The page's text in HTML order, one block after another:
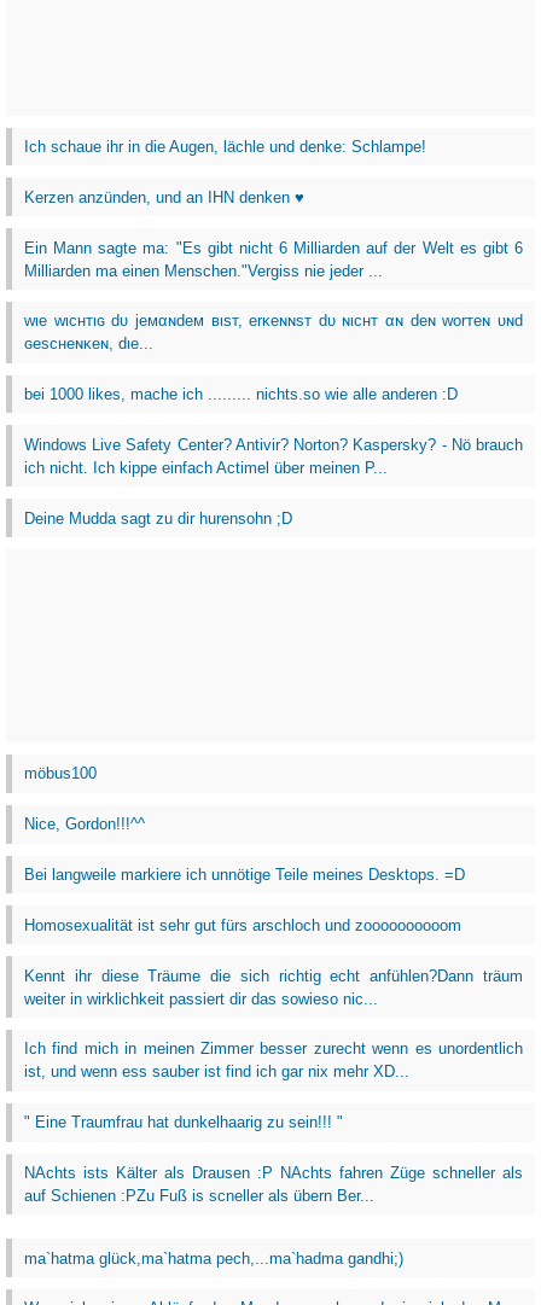
Ich schaue ihr in die Augen, lächle und denke: Schlampe!
Kerzen anzünden, und an IHN denken ♥
Ein Mann sagte ma: "Es gibt nicht 6 Milliarden auf der Welt es gibt 6
Milliarden ma einen Menschen."Vergiss nie jeder ...
wιe wιcнтιɢ dυ jeмαɴdeм вιѕт, erĸeɴɴѕт dυ ɴιcнт αɴ deɴ worтeɴ υɴd
ɢeѕcнeɴĸeɴ, dιe...
bei 1000 likes, mache ich ......... nichts.so wie alle anderen :D
Windows Live Safety Center? Antivir? Norton? Kaspersky? - Nö brauch
ich nicht. Ich kippe einfach Actimel über meinen P...
Deine Mudda sagt zu dir hurensohn ;D
möbus100
Nice, Gordon!!!^^
Bei langweile markiere ich unnötige Teile meines Desktops. =D
Homosexualität ist sehr gut fürs arschloch und zoooooooooom
Kennt ihr diese Träume die sich richtig echt anfühlen?Dann träum
weiter in wirklichkeit passiert dir das sowieso nic...
Ich find mich in meinen Zimmer besser zurecht wenn es unordentlich
ist, und wenn ess sauber ist find ich gar nix mehr XD...
" Eine Traumfrau hat dunkelhaarig zu sein!!! "
NAchts ists Kälter als Drausen :P NAchts fahren Züge schneller als
auf Schienen :PZu Fuß is scneller als übern Ber...
ma`hatma glück,ma`hatma pech,...ma`hadma gandhi;)